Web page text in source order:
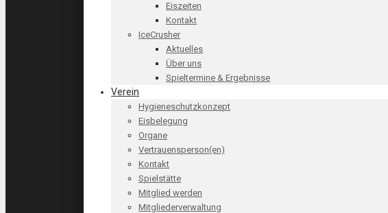
Eiszeiten
Kontakt
IceCrusher
Aktuelles
Über uns
Spieltermine & Ergebnisse
Verein
Hygieneschutzkonzept
Eisbelegung
Organe
Vertrauensperson(en)
Kontakt
Spielstätte
Mitglied werden
Mitgliederverwaltung